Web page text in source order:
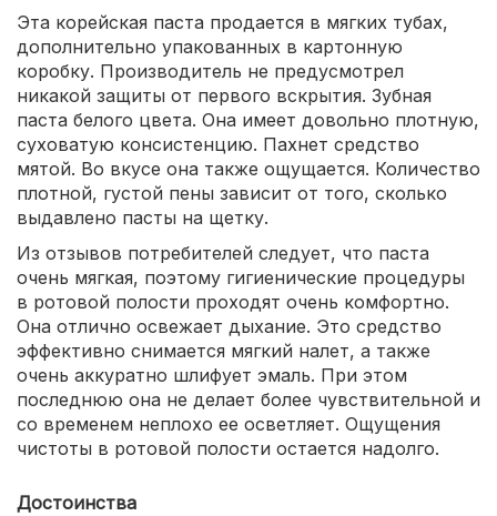
Эта корейская паста продается в мягких тубах,
дополнительно упакованных в картонную
коробку. Производитель не предусмотрел
никакой защиты от первого вскрытия. Зубная
паста белого цвета. Она имеет довольно плотную,
суховатую консистенцию. Пахнет средство
мятой. Во вкусе она также ощущается. Количество
плотной, густой пены зависит от того, сколько
выдавлено пасты на щетку.
Из отзывов потребителей следует, что паста
очень мягкая, поэтому гигиенические процедуры
в ротовой полости проходят очень комфортно.
Она отлично освежает дыхание. Это средство
эффективно снимается мягкий налет, а также
очень аккуратно шлифует эмаль. При этом
последнюю она не делает более чувствительной и
со временем неплохо ее осветляет. Ощущения
чистоты в ротовой полости остается надолго.
Достоинства